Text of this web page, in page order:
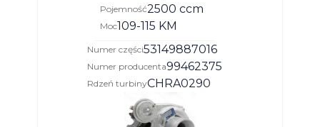
Pojemność2500 ccm
Moc109-115 KM
Numer części53149887016
Numer producenta99462375
Rdzeń turbinyCHRA0290